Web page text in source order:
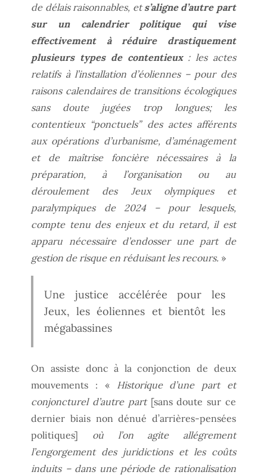
de délais raisonnables, ets’aligne d’autre part
sur un calendrier politique qui vise
effectivement à réduire drastiquement
plusieurs types de contentieux: les actes
relatifs à l’installation d’éoliennes – pour des
raisons calendaires de transitions écologiques
sans doute jugées trop longues; les
contentieux “ponctuels” des actes afférents
aux opérations d’urbanisme, d’aménagement
et de maîtrise foncière nécessaires à la
préparation, à l’organisation ou au
déroulement des Jeux olympiques et
paralympiques de 2024 – pour lesquels,
compte tenu des enjeux et du retard, il est
apparu nécessaire d’endosser une part de
gestion de risque en réduisant les recours. »
Une justice accélérée pour les
Jeux, les éoliennes et bientôt les
mégabassines
On assiste donc à la conjonction de deux
mouvements : «
Historique d’une part et
conjoncturel d’autre part [sans doute sur ce
dernier biais non dénué d’arrières-pensées
politiques] où l’on agite allégrement
l’engorgement des juridictions et les coûts
induits – dans une période de rationalisation